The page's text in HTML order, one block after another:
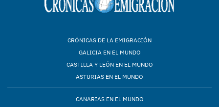
CRÓNICAS DE LA EMIGRACIÓN
GALICIA EN EL MUNDO
CASTILLA Y LEÓN EN EL MUNDO
ASTURIAS EN EL MUNDO
CANARIAS EN EL MUNDO